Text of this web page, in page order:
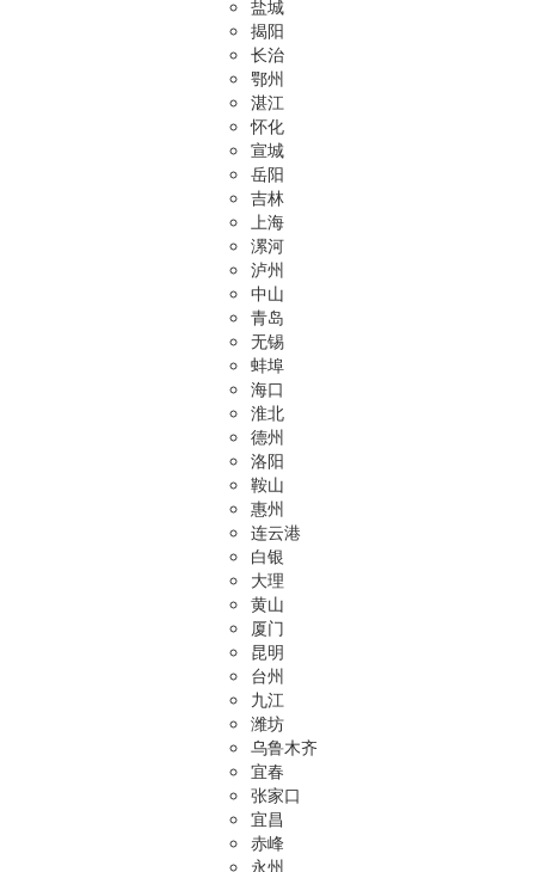
盐城
揭阳
长治
鄂州
湛江
怀化
宣城
岳阳
吉林
上海
漯河
泸州
中山
青岛
无锡
蚌埠
海口
淮北
德州
洛阳
鞍山
惠州
连云港
白银
大理
黄山
厦门
昆明
台州
九江
潍坊
乌鲁木齐
宜春
张家口
宜昌
赤峰
永州